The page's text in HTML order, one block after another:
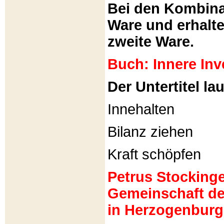
Bei den
Ware und
zweite Ware.
Buch: Innere
Der Untertitel
Innehalten
Bilanz ziehen
Kraft schöpfen
Petrus
Gemeinschaft
in